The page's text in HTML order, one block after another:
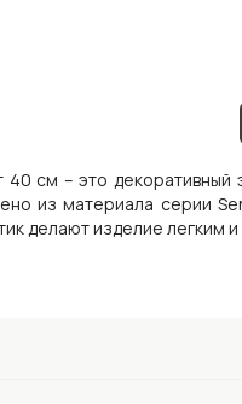
см – это
из материала серии
делают изделие легким